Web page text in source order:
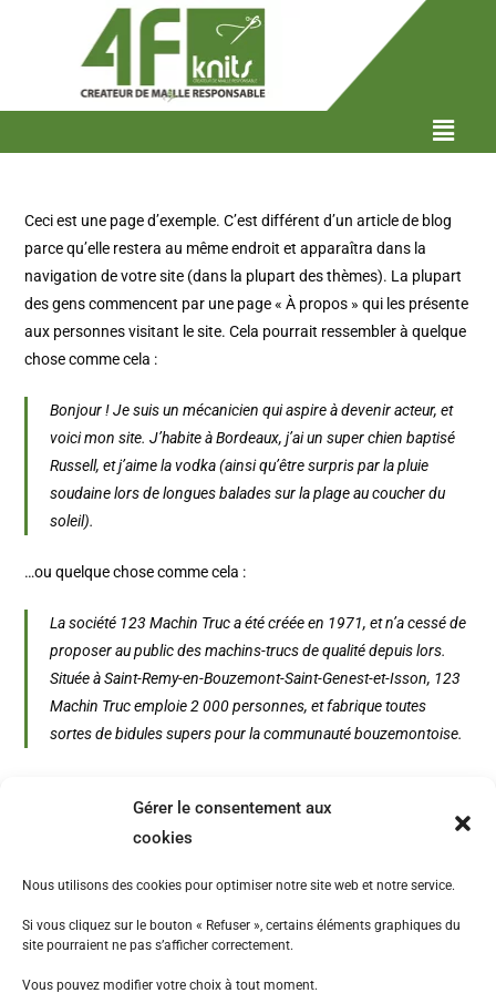
Gérer le consentement aux
cookies
Nous utilisons des cookies pour optimiser notre site web et notre service.
Si vous cliquez sur le bouton « Refuser », certains éléments graphiques du
site pourraient ne pas s’afficher correctement.
Vous pouvez modifier votre choix à tout moment.
Ceci est une page d’exemple. C’est différent d’un article de blog
parce qu’elle restera au même endroit et apparaîtra dans la
navigation de votre site (dans la plupart des thèmes). La plupart
des gens commencent par une page « À propos » qui les présente
aux personnes visitant le site. Cela pourrait ressembler à quelque
chose comme cela :
Bonjour ! Je suis un mécanicien qui aspire à devenir acteur, et
voici mon site. J’habite à Bordeaux, j’ai un super chien baptisé
Russell, et j’aime la vodka (ainsi qu’être surpris par la pluie
soudaine lors de longues balades sur la plage au coucher du
soleil).
…ou quelque chose comme cela :
La société 123 Machin Truc a été créée en 1971, et n’a cessé de
proposer au public des machins-trucs de qualité depuis lors.
Située à Saint-Remy-en-Bouzemont-Saint-Genest-et-Isson, 123
Machin Truc emploie 2 000 personnes, et fabrique toutes
sortes de bidules supers pour la communauté bouzemontoise.
devriez vous rendre survotre tableau de bord
cette page et créer de nouvelles pages pour votre contenu.